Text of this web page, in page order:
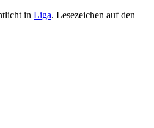
in Liga. Lesezeichen auf den